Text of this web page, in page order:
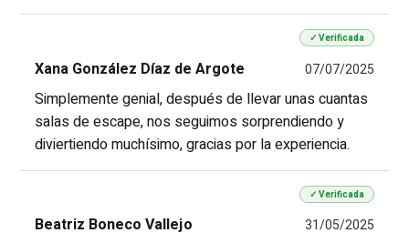
✓ Verificada
Xana González Díaz de Argote 07/07/2025
Simplemente genial, después de llevar unas cuantas
salas de escape, nos seguimos sorprendiendo y
diviertiendo muchísimo, gracias por la experiencia.
✓ Verificada
Beatriz Boneco Vallejo 31/05/2025